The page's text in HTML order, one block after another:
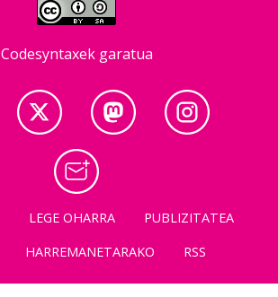
Codesyntaxek garatua
LEGE OHARRA
PUBLIZITATEA
HARREMANETARAKO RSS